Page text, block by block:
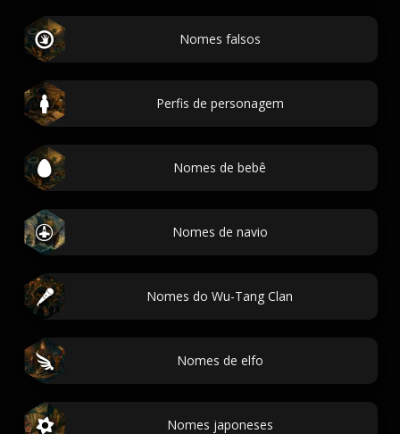
Nomes falsos
Perfis de personagem
Nomes de bebê
Nomes de navio
Nomes do Wu-Tang Clan
Nomes de elfo
Nomes japoneses